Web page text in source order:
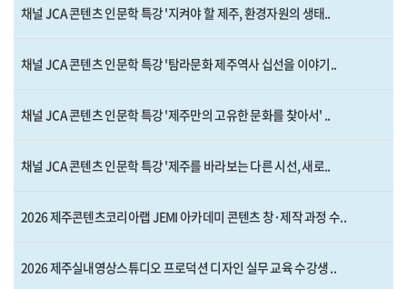
채널 JCA 콘텐츠 인문학 특강 '지켜야 할 제주, 환경자원의 생태..
채널 JCA 콘텐츠 인문학 특강 '탐라문화 제주역사 십선을 이야기..
채널 JCA 콘텐츠 인문학 특강 '제주만의 고유한 문화를 찾아서' ..
채널 JCA 콘텐츠 인문학 특강 '제주를 바라보는 다른 시선, 새로..
2026 제주콘텐츠코리아랩 JEMI 아카데미 콘텐츠 창·제작 과정 수..
2026 제주실내영상스튜디오 프로덕션 디자인 실무 교육 수강생 ..